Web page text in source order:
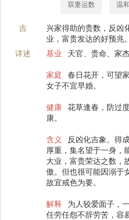
双妻运数 温
吉
兴家得助的贵数，反凶
业，富贵发达的好预兆。
详述
基业 天官、贵命、家
家庭
春日花开，可望
女子不宜早婚。
健康
花草逢春，防过
康。
含义
反凶化吉象。得
厚重，集名望于一身，
大业，富贵荣达之数，
傲。但也很可能因溺于
故宜戒色为要。
解释
为人较爱面子，
任劳任怨不辞劳苦，容